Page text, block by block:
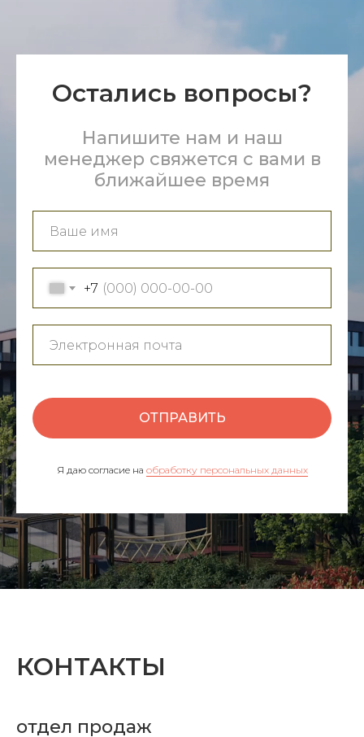
Остались вопросы?
Напишите нам и наш
менеджер свяжется с вами в
ближайшее время
+7
ОТПРАВИТЬ
Я даю согласие на обработку персональных данных
КОНТАКТЫ
отдел продаж